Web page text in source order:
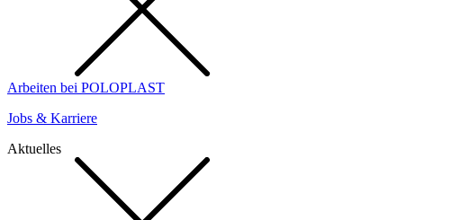
Arbeiten bei POLOPLAST
Jobs & Karriere
Aktuelles